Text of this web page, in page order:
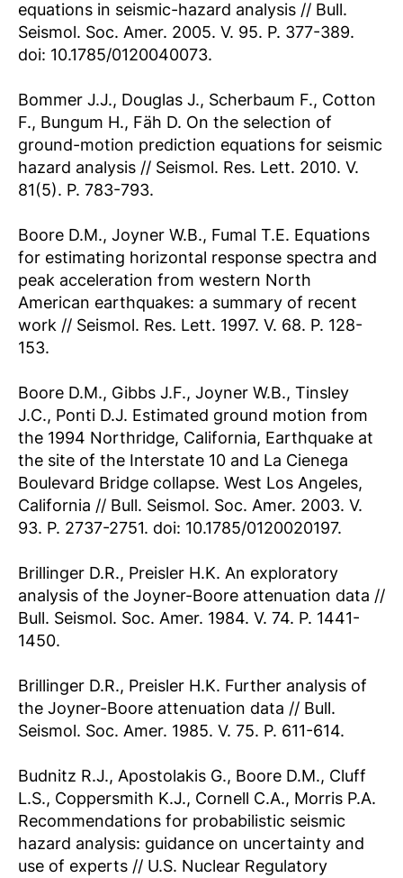
equations in seismic-hazard analysis // Bull.
Seismol. Soc. Amer. 2005. V. 95. P. 377-389.
doi: 10.1785/0120040073.
Bommer J.J., Douglas J., Scherbaum F., Cotton
F., Bungum H., Fäh D. On the selection of
ground-motion prediction equations for seismic
hazard analysis // Seismol. Res. Lett. 2010. V.
81(5). P. 783-793.
Boore D.M., Joyner W.B., Fumal T.E. Equations
for estimating horizontal response spectra and
peak acceleration from western North
American earthquakes: a summary of recent
work // Seismol. Res. Lett. 1997. V. 68. P. 128-
153.
Boore D.M., Gibbs J.F., Joyner W.B., Tinsley
J.C., Ponti D.J. Estimated ground motion from
the 1994 Northridge, California, Earthquake at
the site of the Interstate 10 and La Cienega
Boulevard Bridge collapse. West Los Angeles,
California // Bull. Seismol. Soc. Amer. 2003. V.
93. P. 2737-2751. doi: 10.1785/0120020197.
Brillinger D.R., Preisler H.K. An exploratory
analysis of the Joyner-Boore attenuation data //
Bull. Seismol. Soc. Amer. 1984. V. 74. P. 1441-
1450.
Brillinger D.R., Preisler H.K. Further analysis of
the Joyner-Boore attenuation data // Bull.
Seismol. Soc. Amer. 1985. V. 75. P. 611-614.
Budnitz R.J., Apostolakis G., Boore D.M., Cluff
L.S., Coppersmith K.J., Cornell C.A., Morris P.A.
Recommendations for probabilistic seismic
hazard analysis: guidance on uncertainty and
use of experts // U.S. Nuclear Regulatory